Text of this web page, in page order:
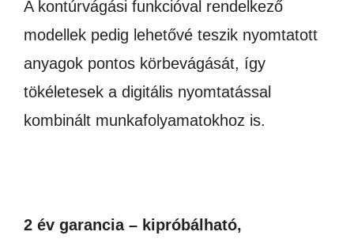
A kontúrvágási funkcióval rendelkező
modellek pedig lehetővé teszik nyomtatott
anyagok pontos körbevágását, így
tökéletesek a digitális nyomtatással
kombinált munkafolyamatokhoz is.
2 év garancia – kipróbálható,